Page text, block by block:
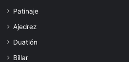
Patinaje
Ajedrez
Duatlón
Billar